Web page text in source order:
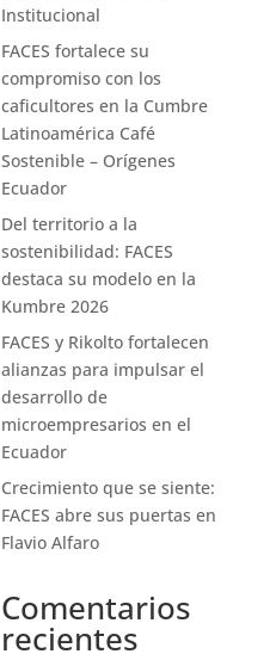
Institucional
FACES fortalece su
compromiso con los
caficultores en la Cumbre
Latinoamérica Café
Sostenible – Orígenes
Ecuador
Del territorio a la
sostenibilidad: FACES
destaca su modelo en la
Kumbre 2026
FACES y Rikolto fortalecen
alianzas para impulsar el
desarrollo de
microempresarios en el
Ecuador
Crecimiento que se siente:
FACES abre sus puertas en
Flavio Alfaro
Comentarios
recientes